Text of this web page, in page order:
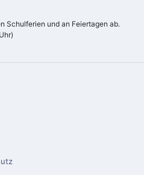
Schulferien und an Feiertagen ab.